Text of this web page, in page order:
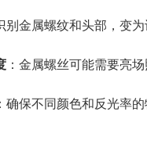
别金属螺纹和头部，变
：金属螺丝可能需要亮
：确保不同颜色和反光率